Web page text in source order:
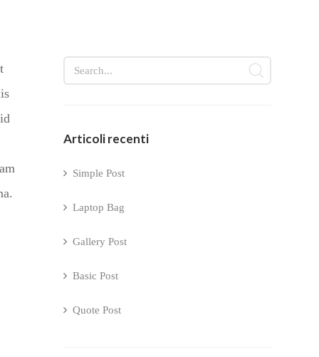
Articoli recenti
Simple Post
Laptop Bag
Gallery Post
Basic Post
Quote Post